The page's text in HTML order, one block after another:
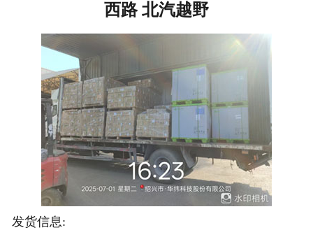
注册
在线礼佛
在线许愿
西路 北汽越野
发货信息: